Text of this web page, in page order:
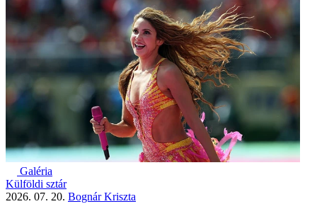
Galéria
Külföldi sztár
2026. 07. 20. Bognár Kriszta